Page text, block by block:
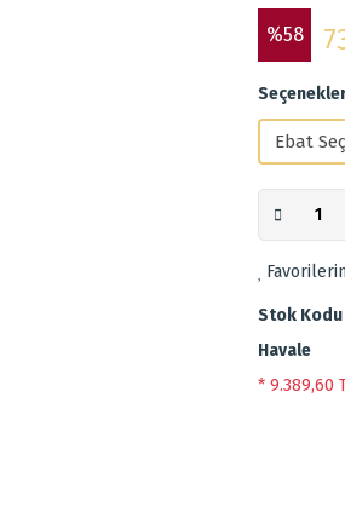
%58
Stok Kodu
Havale
* 9.389,60